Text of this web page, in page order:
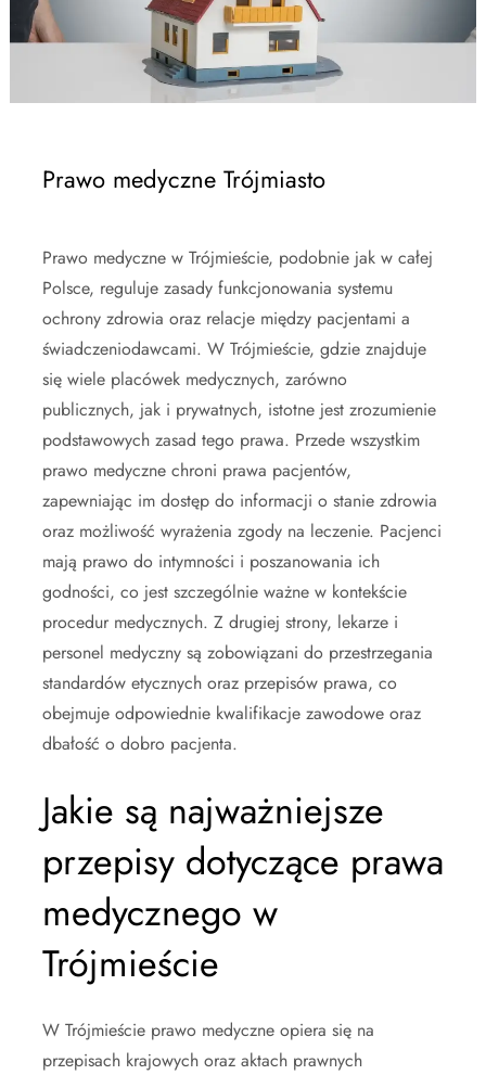
Prawo medyczne Trójmiasto
Prawo medyczne w Trójmieście, podobnie jak w całej
Polsce, reguluje zasady funkcjonowania systemu
ochrony zdrowia oraz relacje między pacjentami a
świadczeniodawcami. W Trójmieście, gdzie znajduje
się wiele placówek medycznych, zarówno
publicznych, jak i prywatnych, istotne jest zrozumienie
podstawowych zasad tego prawa. Przede wszystkim
prawo medyczne chroni prawa pacjentów,
zapewniając im dostęp do informacji o stanie zdrowia
oraz możliwość wyrażenia zgody na leczenie. Pacjenci
mają prawo do intymności i poszanowania ich
godności, co jest szczególnie ważne w kontekście
procedur medycznych. Z drugiej strony, lekarze i
personel medyczny są zobowiązani do przestrzegania
standardów etycznych oraz przepisów prawa, co
obejmuje odpowiednie kwalifikacje zawodowe oraz
dbałość o dobro pacjenta.
Jakie są najważniejsze
przepisy dotyczące prawa
medycznego w
Trójmieście
W Trójmieście prawo medyczne opiera się na
przepisach krajowych oraz aktach prawnych